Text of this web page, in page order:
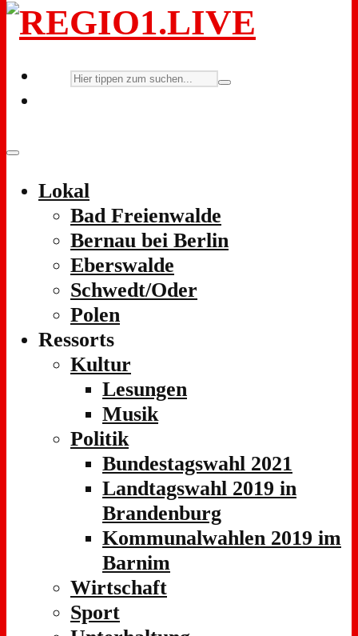
Lokal
Bad Freienwalde
Bernau bei Berlin
Eberswalde
Schwedt/Oder
Polen
Ressorts
Kultur
Lesungen
Musik
Politik
Bundestagswahl 2021
Landtagswahl 2019 in
Brandenburg
Kommunalwahlen 2019 im
Barnim
Wirtschaft
Sport